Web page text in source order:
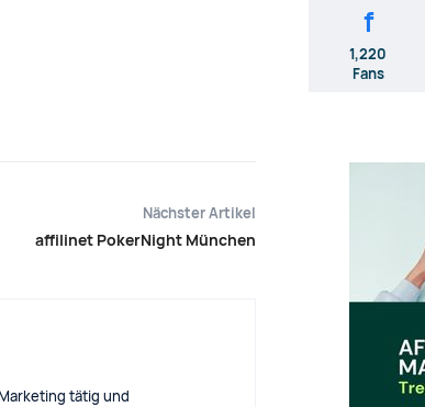
Nächster Artikel
affilinet PokerNight München
tätig und
f
1,220
Fans